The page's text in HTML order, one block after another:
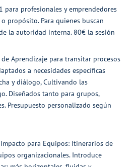
profesionales y emprendedores
propósito. Para quienes buscan
la autoridad interna. 80€ la sesión
de Aprendizaje para transitar procesos
a necesidades específicas
y diálogo, Cultivando las
Diseñados tanto para grupos,
Presupuesto personalizado según
para Equipos: Itinerarios de
organizacionales. Introduce